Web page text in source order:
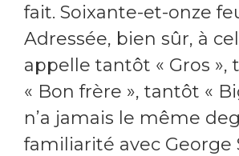
fait. Soixante-et-onze
Adressée, bien sûr, à
appelle tantôt « Gros »,
« Bon frère », tantôt «
n’a jamais le même
familiarité avec George